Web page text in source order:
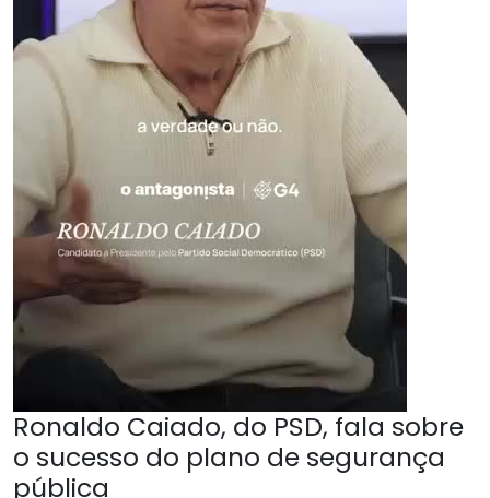
Ronaldo Caiado, do PSD, fala sobre
o sucesso do plano de segurança
pública